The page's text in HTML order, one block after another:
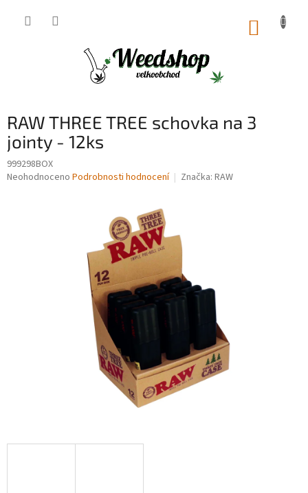
RAW THREE TREE schovka na 3
jointy - 12ks
999298BOX
Průměrné
Neohodnoceno Podrobnosti hodnocení Značka: RAW